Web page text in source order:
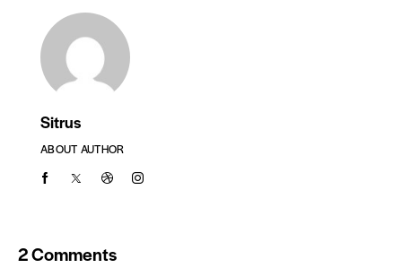
Sitrus
ABOUT AUTHOR
facebook-
twitter-dribble-instagram
2 Comments